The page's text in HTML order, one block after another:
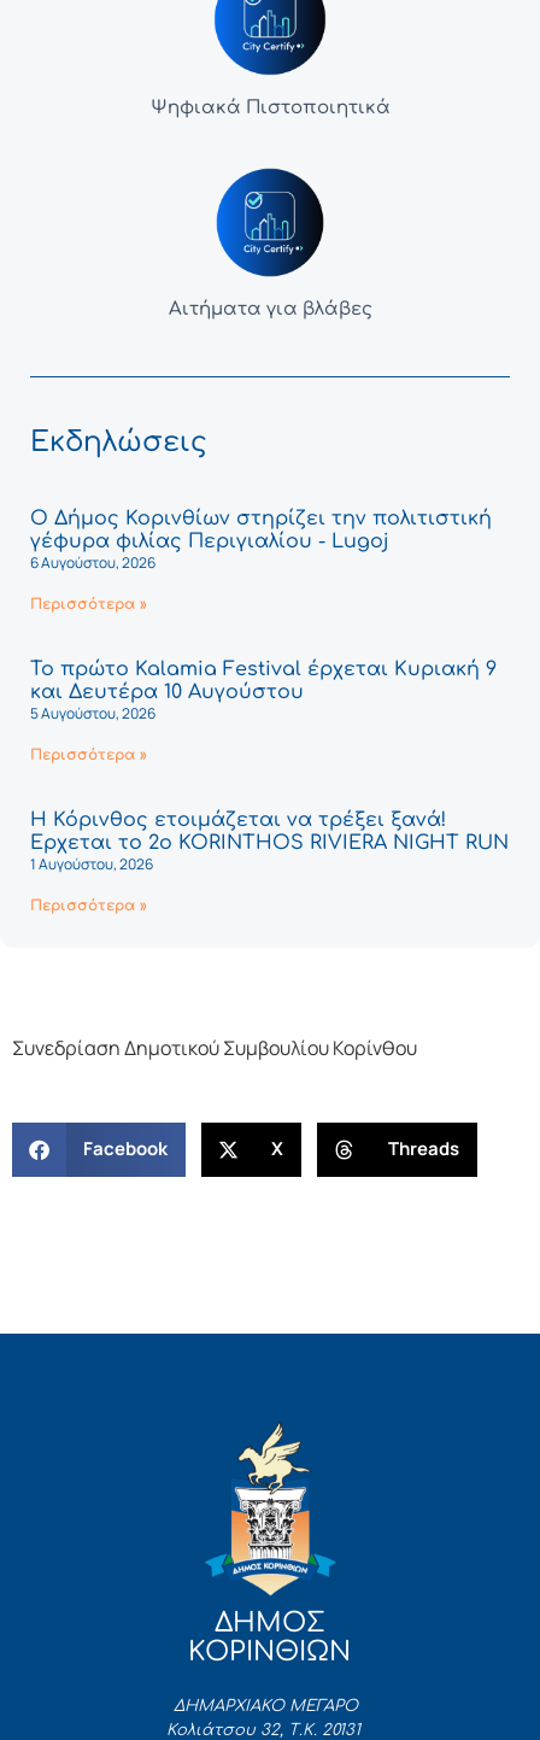
Ψηφιακά Πιστοποιητικά
Αιτήματα για βλάβες
Εκδηλώσεις
Ο Δήμος Κορινθίων στηρίζει την πολιτιστική
γέφυρα φιλίας Περιγιαλίου - Lugoj
6 Αυγούστου, 2026
Περισσότερα »
Το πρώτο Kalamia Festival έρχεται Κυριακή 9
και Δευτέρα 10 Αυγούστου
5 Αυγούστου, 2026
Περισσότερα »
Η Κόρινθος ετοιμάζεται να τρέξει ξανά!
Έρχεται το 2ο KORINTHOS RIVIERA NIGHT RUN
1 Αυγούστου, 2026
Περισσότερα »
Συνεδρίαση Δημοτικού Συμβουλίου Κορίνθου
Facebook X Threads
ΔΗΜΟΣ
ΚΟΡΙΝΘΙΩΝ
ΔΗΜΑΡΧΙΑΚΟ ΜΕΓΑΡΟ
Κολιάτσου 32, Τ.Κ. 20131